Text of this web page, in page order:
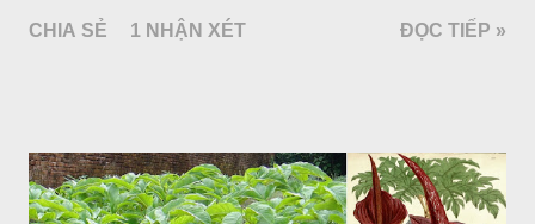
đối hình trứng hay 3 cạnh, dài 2-6cm, rộng 1-3cm, mép có
CHIA SẺ 1 NHẬN XÉT ĐỌC TIẾP »